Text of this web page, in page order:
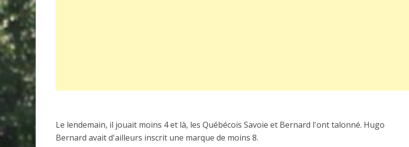
Le lendemain, il jouait moins 4 et là, les Québécois Savoie et Bernard l'ont talonné. Hugo
Bernard avait d'ailleurs inscrit une marque de moins 8.